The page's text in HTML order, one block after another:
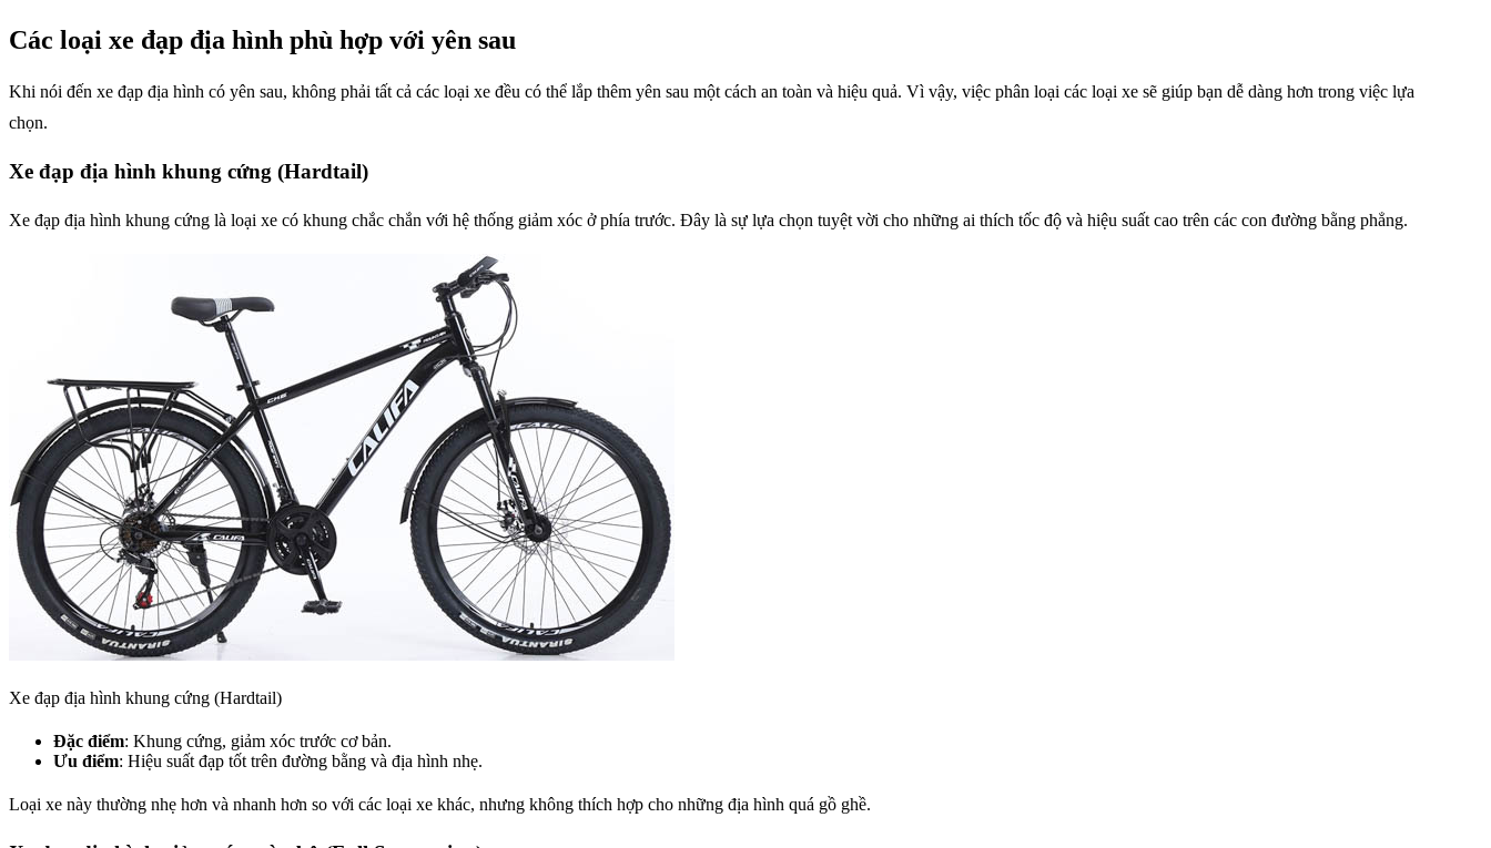
Các loại xe đạp địa hình phù hợp với yên sau
Khi nói đến xe đạp địa hình có yên sau, không phải tất cả các loại xe đều có thể lắp thêm yên sau một cách an toàn và hiệu quả. Vì vậy, việc phân loại các loại xe sẽ giúp bạn dễ dàng hơn trong việc lựa
chọn.
Xe đạp địa hình khung cứng (Hardtail)
Xe đạp địa hình khung cứng là loại xe có khung chắc chắn với hệ thống giảm xóc ở phía trước. Đây là sự lựa chọn tuyệt vời cho những ai thích tốc độ và hiệu suất cao trên các con đường bằng phẳng.
Xe đạp địa hình khung cứng (Hardtail)
Đặc điểm: Khung cứng, giảm xóc trước cơ bản.
Ưu điểm: Hiệu suất đạp tốt trên đường bằng và địa hình nhẹ.
Loại xe này thường nhẹ hơn và nhanh hơn so với các loại xe khác, nhưng không thích hợp cho những địa hình quá gồ ghề.